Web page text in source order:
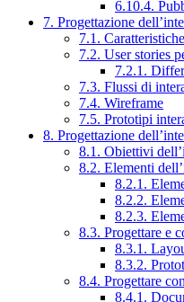
6.10.4.
7. Progettazione
7.1.
7.2. User stories
7.2.1.
7.3. Flussi di
7.4. Wireframe
7.5. Prototipi
8. Progettazione
8.1. Obiettivi
8.2. Elementi
8.2.1.
8.2.2.
8.2.3.
8.3. Progettare e
8.3.1.
8.3.2.
8.4. Progettare
8.4.1.